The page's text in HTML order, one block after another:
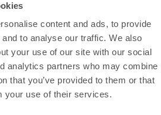
content and ads, to provide
to analyse our traffic. We also
your use of our site with our social
analytics partners who may combine
that you’ve provided to them or that
your use of their services.